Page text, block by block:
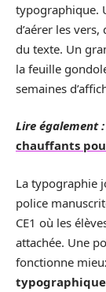
typographique.
d’aérer les
du texte. Un
la feuille
semaines
Lire également :
chauffants
La typographie
police
CE1 où les
attachée. Une
fonctionne